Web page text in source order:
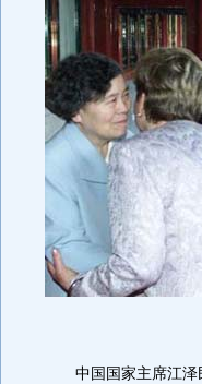
中国国家主席江泽